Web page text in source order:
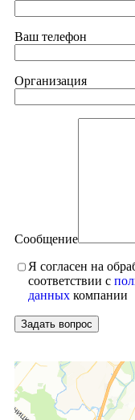
Ваш телефон
Организация
Сообщение
Я согласен на
соответствии с
данныхкомпании
Москва
Яндекс Карты — транспорт,